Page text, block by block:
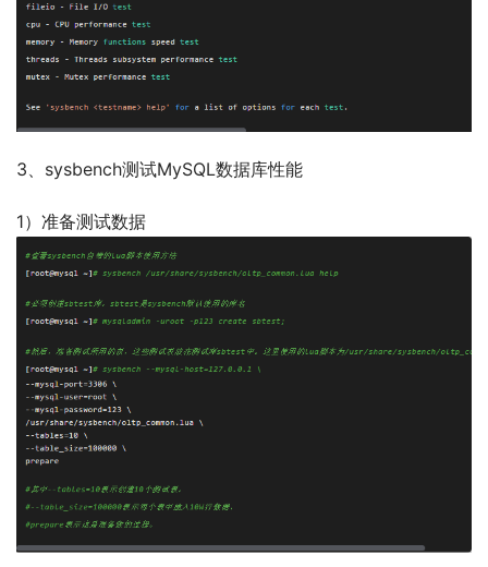
3、sysbench测试MySQL数据库性能
1）准备测试数据